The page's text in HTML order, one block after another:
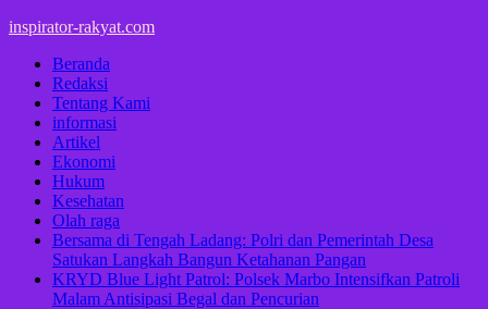
inspirator-rakyat.com
Beranda
Redaksi
Tentang Kami
informasi
Artikel
Ekonomi
Hukum
Kesehatan
Olah raga
Bersama di Tengah Ladang: Polri dan Pemerintah Desa
Satukan Langkah Bangun Ketahanan Pangan
KRYD Blue Light Patrol: Polsek Marbo Intensifkan Patroli
Malam Antisipasi Begal dan Pencurian